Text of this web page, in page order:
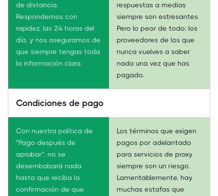
de distancia.
Respondemos con
rapidez, las 24 horas del
día, y nos aseguramos de
que siempre tengas toda
la información clara.
respuestas a medias
siempre son estresantes.
Pero lo peor de todo: los
proveedores de los que
nunca vuelves a saber
nada una vez que has
pagado.
Condiciones de pago
Con nuestra política de
"Pago después de
aprobar", no se
desembolsará nada
hasta que reciba la
confirmación de que
Los términos que exigen
pagos por adelantado
para servicios de proxy
siempre son un riesgo.
Lamentablemente, hay
muchas estafas que